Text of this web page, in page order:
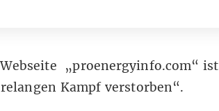
„proenergyinfo.com“ ist
Kampf verstorben“.